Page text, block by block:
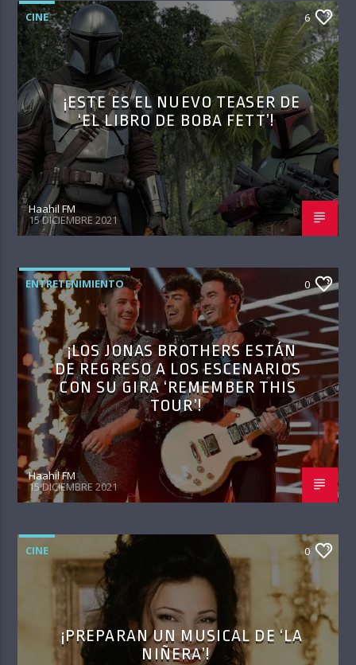
CINE 6
¡ESTE ES EL NUEVO TEASER DE
‘EL LIBRO DE BOBA FETT’!
Haahil FM
15 DICIEMBRE 2021
ENTRETENIMIENTO 0
¡LOS JONAS BROTHERS ESTÁN
DE REGRESO A LOS ESCENARIOS
CON SU GIRA ‘REMEMBER THIS
TOUR’!
Haahil FM
15 DICIEMBRE 2021
CINE 0
¡PREPARAN UN MUSICAL DE ‘LA
NIÑERA’!